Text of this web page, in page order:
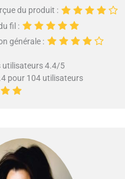
du produit :
fil :
générale :
utilisateurs 4.4/5
pour 104 utilisateurs